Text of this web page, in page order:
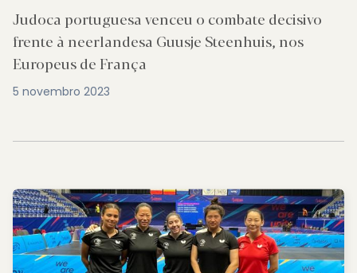
Judoca portuguesa venceu o combate decisivo
frente à neerlandesa Guusje Steenhuis, nos
Europeus de França
5 novembro 2023